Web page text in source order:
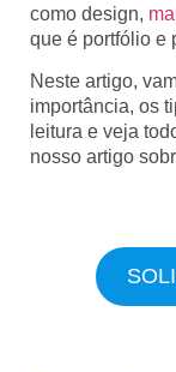
como design,
que é portfólio e
Neste artigo,
importância, os
leitura e veja
nosso artigo